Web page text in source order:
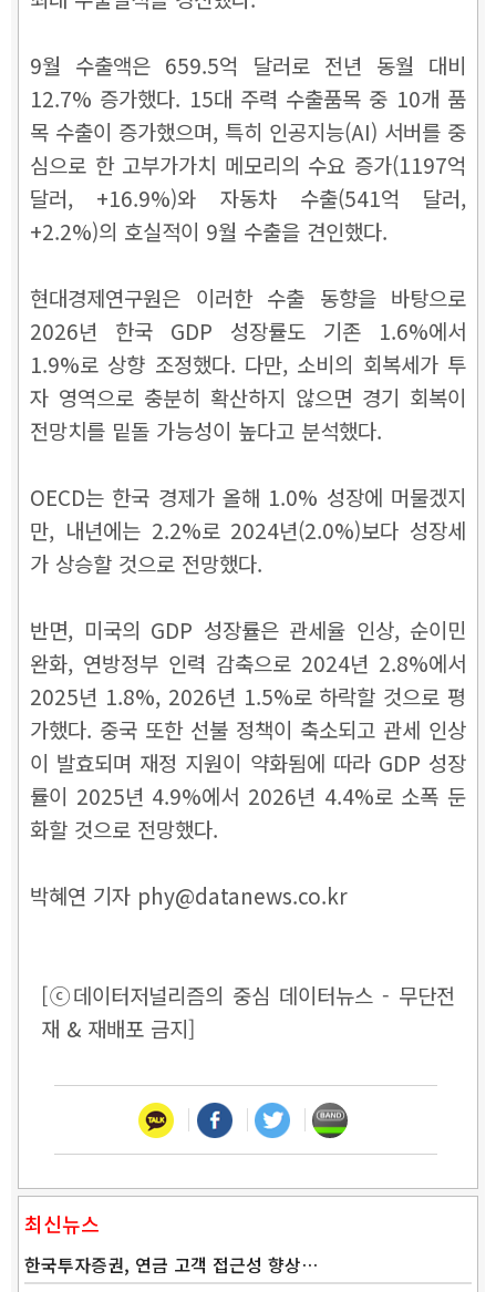
9월 수출액은 659.5억 달러로 전년 동월 대비
12.7% 증가했다. 15대 주력 수출품목 중 10개 품
목 수출이 증가했으며, 특히 인공지능(AI) 서버를 중
심으로 한 고부가가치 메모리의 수요 증가(1197억
달러, +16.9%)와 자동차 수출(541억 달러,
+2.2%)의 호실적이 9월 수출을 견인했다.
현대경제연구원은 이러한 수출 동향을 바탕으로
2026년 한국 GDP 성장률도 기존 1.6%에서
1.9%로 상향 조정했다. 다만, 소비의 회복세가 투
자 영역으로 충분히 확산하지 않으면 경기 회복이
전망치를 밑돌 가능성이 높다고 분석했다.
OECD는 한국 경제가 올해 1.0% 성장에 머물겠지
만, 내년에는 2.2%로 2024년(2.0%)보다 성장세
가 상승할 것으로 전망했다.
반면, 미국의 GDP 성장률은 관세율 인상, 순이민
완화, 연방정부 인력 감축으로 2024년 2.8%에서
2025년 1.8%, 2026년 1.5%로 하락할 것으로 평
가했다. 중국 또한 선불 정책이 축소되고 관세 인상
이 발효되며 재정 지원이 약화됨에 따라 GDP 성장
률이 2025년 4.9%에서 2026년 4.4%로 소폭 둔
화할 것으로 전망했다.
박혜연 기자 phy@datanews.co.kr
[ⓒ데이터저널리즘의 중심 데이터뉴스 - 무단전
재 & 재배포 금지]
최신뉴스
한국투자증권, 연금 고객 접근성 향상…